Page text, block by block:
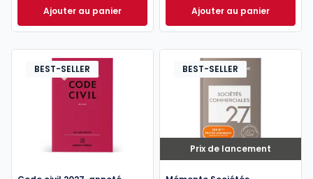
Ajouter au panierCode civil 2027 annoté. Édition limitée à 22,00 € TTC
Ajouter au panier
Mémento Social
BEST-SELLER
Prix de lancement
BEST-SELLER